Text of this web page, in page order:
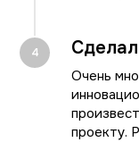
Очень
проекту.
задачу и
бесплатно.